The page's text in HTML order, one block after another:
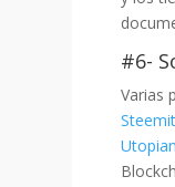
#6-
Varias